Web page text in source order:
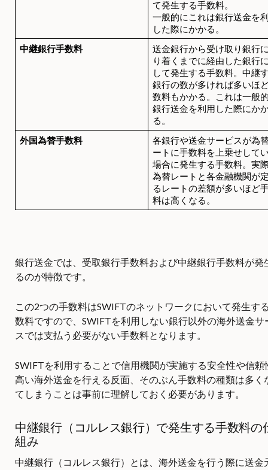
て発生する手数料。
一般的にこれは銀行送金を
した際にかかる。
中継銀行手数料
送金銀行から受け取り銀行
り着くまでに経由した銀行
して発生する手数料。中継
銀行の数が多ければ多いほ
数料もかかる。これは一般
銀行送金を利用した際にか
る。
外国為替手数料
各銀行や送金サービスが為
ートに手数料を上乗せして
場合に発生する手数料。実
為替レートと各金融機関が
るレートの差額が多いほど
料は高くなる。
銀行送金では、受取銀行手数料および中継銀行手数料が発
るのが特徴です。
この2つの手数料はSWIFTのネットワークにおいて発生す
数料ですので、SWIFTを利用しない銀行以外の海外送金サ
スでは支払う必要がない手数料となります。
SWIFTを利用することで信用機関が実施する安全性や信頼
高い海外送金を行える反面、そのぶん手数料の種類は多く
てしまうことは事前に理解しておく必要があります。
中継銀行（コルレス銀行）で発生する手数料の
組み
中継銀行（コルレス銀行）とは、海外送金を行う際に送金